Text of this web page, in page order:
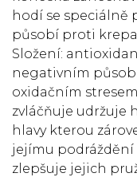
hodí se speciálně
působí proti
Složení:
negativním
oxidačním
zvláčňuje udržuje
hlavy kterou
jejímu podráždění
zlepšuje jejich